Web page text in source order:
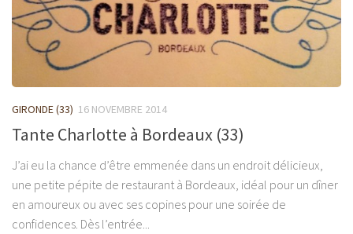
GIRONDE (33) 16 NOVEMBRE 2014
Tante Charlotte à Bordeaux (33)
J’ai eu la chance d’être emmenée dans un endroit délicieux,
une petite pépite de restaurant à Bordeaux, idéal pour un dîner
en amoureux ou avec ses copines pour une soirée de
confidences. Dès l’entrée...